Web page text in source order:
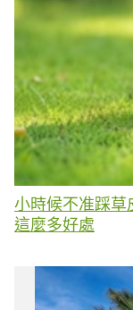
小時候不准踩
這麼多好處